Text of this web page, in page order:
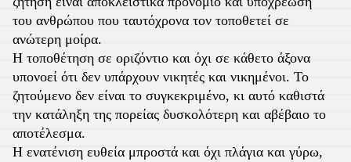
του ανθρώπου που ταυτόχρονα τον τοποθετεί σε
ανώτερη μοίρα.
Η τοποθέτηση σε οριζόντιο και όχι σε κάθετο άξονα
υπονοεί ότι δεν υπάρχουν νικητές και νικημένοι. Το
ζητούμενο δεν είναι το συγκεκριμένο, κι αυτό καθιστά
την κατάληξη της πορείας δυσκολότερη και αβέβαιο το
αποτέλεσμα.
Η ενατένιση ευθεία μπροστά και όχι πλάγια και γύρω,